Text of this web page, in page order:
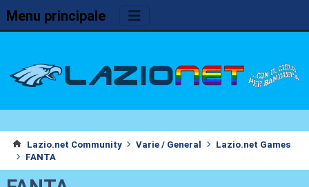
Menu principale
Lazio.net Community Varie / General
Lazio.net Games
FANTA